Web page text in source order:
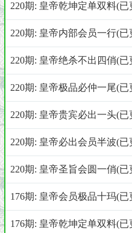
220期: 皇帝乾坤定单双料(已
220期: 皇帝内部会员一行(已
220期: 皇帝绝杀不出四俏(已
220期: 皇帝极品必仲一尾(已
220期: 皇帝贵宾必出一头(已
220期: 皇帝必出会员半波(已
220期: 皇帝圣旨会圆一俏(已
176期: 皇帝会员极品十玛(已
176期: 皇帝乾坤定单双料(已